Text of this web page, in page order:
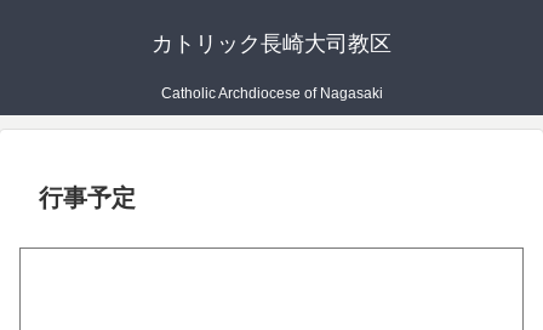
カトリック長崎大司教区
Catholic Archdiocese of Nagasaki
行事予定